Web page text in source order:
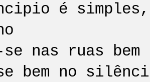
é simples,
se nas ruas bem
bem no